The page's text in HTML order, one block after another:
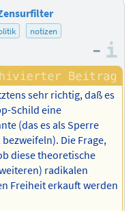
notizen
–
sehr richtig, daß es
Schild eine
(das es als Sperre
Die Frage,
diese theoretische
radikalen
Freiheit erkauft werden